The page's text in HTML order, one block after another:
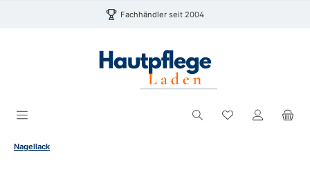
Zum Hauptinhalt springen Fachhändler seit 2004
Du hast 0
Nagellack